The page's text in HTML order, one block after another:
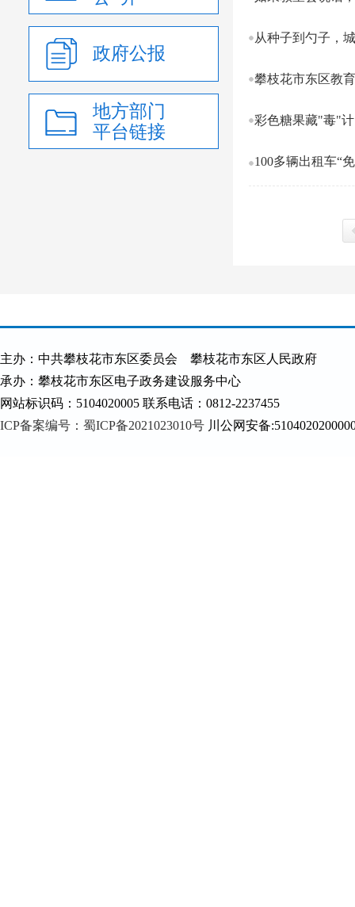
政府公报
地方部门
平台链接
从种子到勺子，
彩色糖果藏"毒"
100多辆出租车“
主办：中共攀枝花市东区委员会 攀枝花市东区人民政府
承办：攀枝花市东区电子政务建设服务中心
网站标识码：5104020005 联系电话：0812-2237455
ICP备案编号：蜀ICP备2021023010号 川公网安备